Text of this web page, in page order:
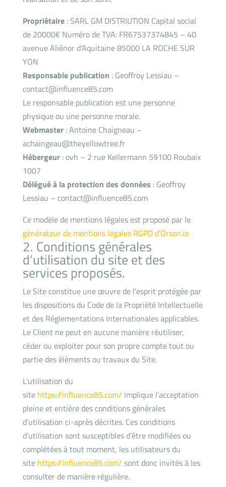
Propriétaire: SARL GM DISTRIUTION Capital social
de 20000€ Numéro de TVA: FR67537374845 – 40
avenue Aliénor d'Aquitaine 85000 LA ROCHE SUR
YON
Responsable publication : Geoffroy Lessiau –
contact@influence85.com
Le responsable publication est une personne
physique ou une personne morale.
Webmaster: Antoine Chaigneau –
achaingeau@theyellowtree.fr
Hébergeur: ovh – 2 rue Kellermann 59100 Roubaix
1007
Délégué à la protection des données : Geoffroy
Lessiau – contact@influence85.com
Ce modèle de mentions légales est proposé par le
générateur de mentions légales RGPD d'Orson.io
2. Conditions générales
d’utilisation du site et des
services proposés.
Le Site constitue une œuvre de l’esprit protégée par
les dispositions du Code de la Propriété Intellectuelle
et des Réglementations Internationales applicables.
Le Client ne peut en aucune manière réutiliser,
céder ou exploiter pour son propre compte tout ou
partie des éléments ou travaux du Site.
L’utilisation du
site https://influence85.com/ implique l’acceptation
pleine et entière des conditions générales
d’utilisation ci-après décrites. Ces conditions
d’utilisation sont susceptibles d’être modifiées ou
complétées à tout moment, les utilisateurs du
site https://influence85.com/ sont donc invités à les
consulter de manière régulière.